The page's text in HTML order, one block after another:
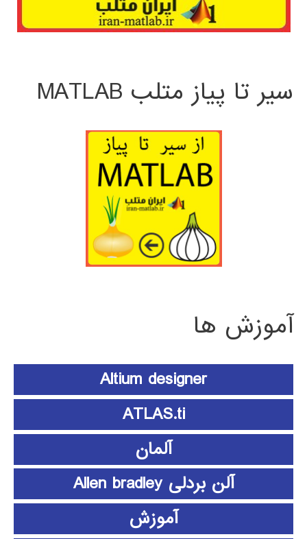
سیر تا پیاز متلب MATLAB
آموزش ها
Altium designer
ATLAS.ti
آلمان
آلن بردلی Allen bradley
آموزش